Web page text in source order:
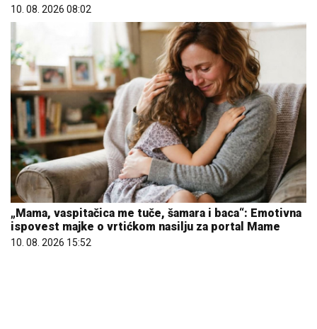
10. 08. 2026 08:02
„Mama, vaspitačica me tuče, šamara i baca“: Emotivna
ispovest majke o vrtićkom nasilju za portal Mame
10. 08. 2026 15:52